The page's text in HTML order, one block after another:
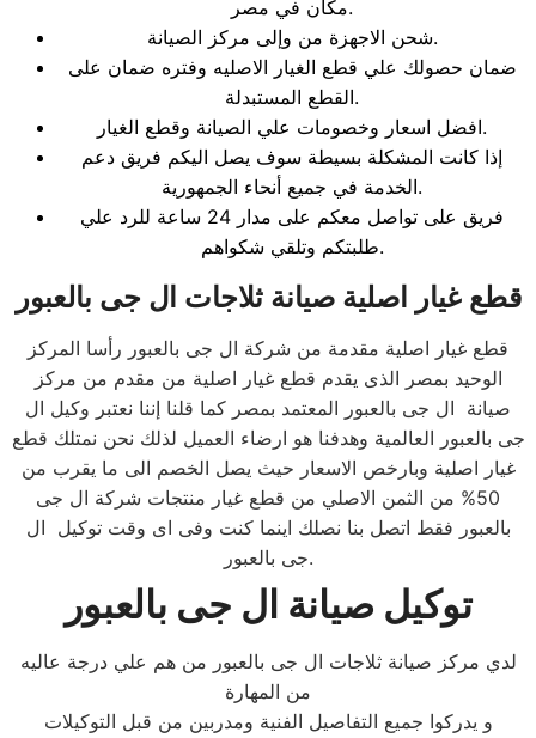
مكان في مصر.
شحن الاجهزة من وإلى مركز الصيانة.
ضمان حصولك علي قطع الغيار الاصليه وفتره ضمان على
القطع المستبدلة.
افضل اسعار وخصومات علي الصيانة وقطع الغيار.
إذا كانت المشكلة بسيطة سوف يصل اليكم فريق دعم
الخدمة في جميع أنحاء الجمهورية.
فريق على تواصل معكم على مدار 24 ساعة للرد علي
طلبتكم وتلقي شكواهم.
قطع غيار اصلية صيانة ثلاجات ال جى بالعبور
قطع غيار اصلية مقدمة من شركة ال جى بالعبور رأسا المركز
الوحيد بمصر الذى يقدم قطع غيار اصلية من مقدم من مركز
صيانة ال جى بالعبور المعتمد بمصر كما قلنا إننا نعتبر وكيل ال
جى بالعبور العالمية وهدفنا هو ارضاء العميل لذلك نحن نمتلك قطع
غيار اصلية وبارخص الاسعار حيث يصل الخصم الى ما يقرب من
50% من الثمن الاصلي من قطع غيار منتجات شركة ال جى
بالعبور فقط اتصل بنا نصلك اينما كنت وفى اى وقت توكيل ال
جى بالعبور.
توكيل صيانة ال جى بالعبور
لدي مركز صيانة ثلاجات ال جى بالعبور من هم علي درجة عاليه
من المهارة
و يدركوا جميع التفاصيل الفنية ومدربين من قبل التوكيلات